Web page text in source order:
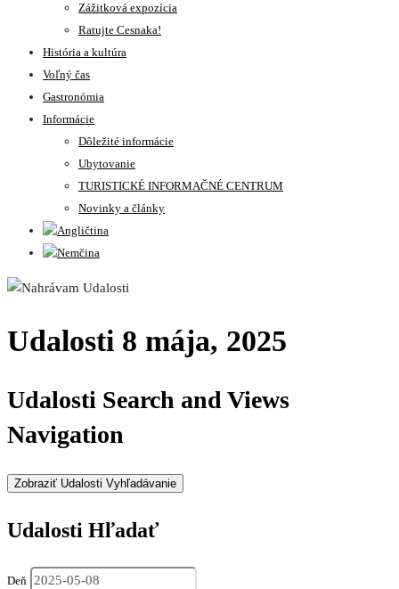
Zážitková expozícia
Ratujte Cesnaka!
História a kultúra
Voľný čas
Gastronómia
Informácie
Dôležité informácie
Ubytovanie
TURISTICKÉ INFORMAČNÉ CENTRUM
Novinky a články
Udalosti 8 mája, 2025
Udalosti Search and Views
Navigation
Zobraziť Udalosti Vyhľadávanie
Udalosti Hľadať
Deň